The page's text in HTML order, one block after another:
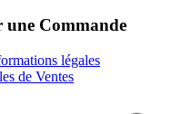
une Commande
légales
de Ventes